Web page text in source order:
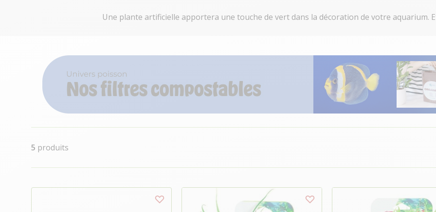
Une plante artificielle apportera une touche de vert dans la décoration de votre aquarium.
5 produits